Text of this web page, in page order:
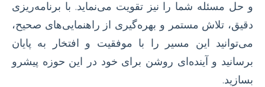
و حل مسئله شما را نیز تقویت می‌نماید. با برنامه‌ریزی
دقیق، تلاش مستمر و بهره‌گیری از راهنمایی‌های صحیح،
می‌توانید این مسیر را با موفقیت و افتخار به پایان
برسانید و آینده‌ای روشن برای خود در این حوزه پیشرو
بسازید.